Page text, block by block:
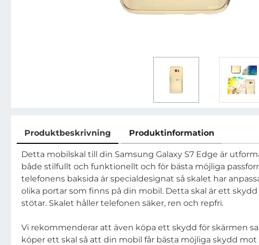
Produktbeskrivning Produktinformation
Produktbeskrivning
Detta mobilskal till din Samsung Galaxy S7 Edge är
både stilfullt och funktionellt och för bästa möjliga
telefonens baksida är specialdesignat så skalet har
olika portar som finns på din mobil. Detta skal är ett
stötar. Skalet håller telefonen säker, ren och repfri.
Vi rekommenderar att även köpa ett skydd för skärmen
köper ett skal så att din mobil får bästa möjliga skydd